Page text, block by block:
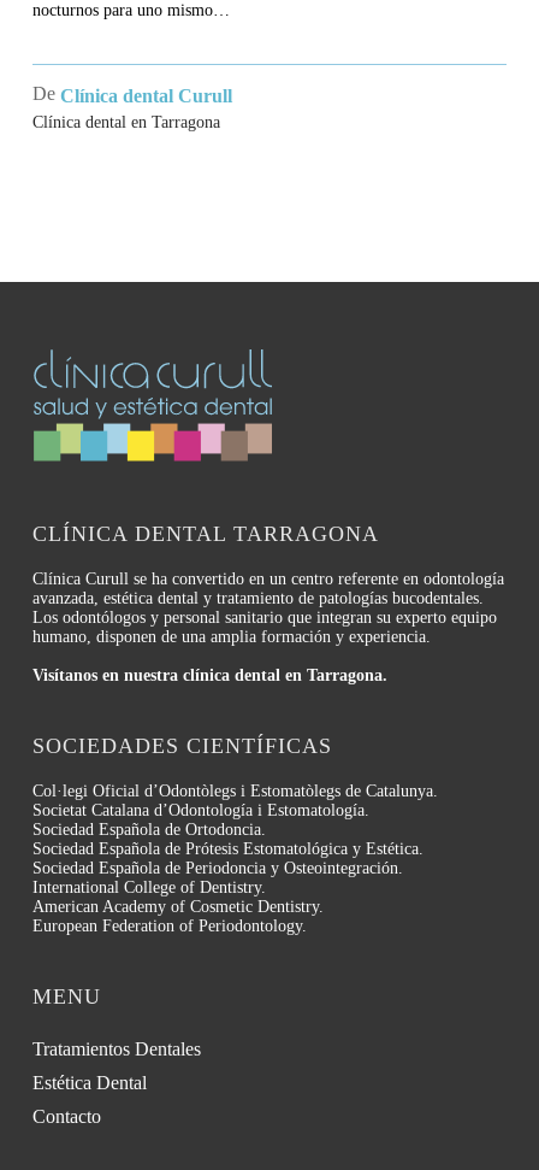
nocturnos para uno mismo…
De Clínica dental Curull
Clínica dental en Tarragona
CLÍNICA DENTAL TARRAGONA
Clínica Curull se ha convertido en un centro referente en odontología
avanzada, estética dental y tratamiento de patologías bucodentales.
Los odontólogos y personal sanitario que integran su experto equipo
humano, disponen de una amplia formación y experiencia.
Visítanos en nuestra clínica dental en Tarragona.
SOCIEDADES CIENTÍFICAS
Col·legi Oficial d’Odontòlegs i Estomatòlegs de Catalunya.
Societat Catalana d’Odontología i Estomatología.
Sociedad Española de Ortodoncia.
Sociedad Española de Prótesis Estomatológica y Estética.
Sociedad Española de Periodoncia y Osteointegración.
International College of Dentistry.
American Academy of Cosmetic Dentistry.
European Federation of Periodontology.
MENU
Tratamientos Dentales
Estética Dental
Contacto